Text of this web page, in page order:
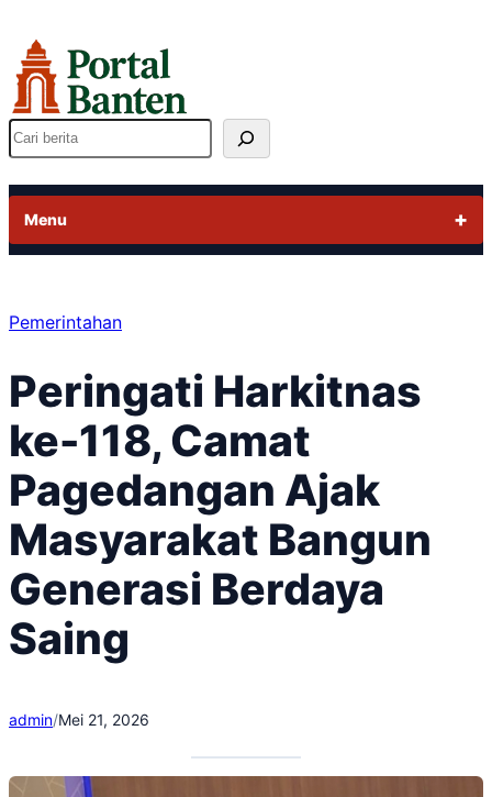
ke
konten
Cari
Menu
Pemerintahan
Peringati Harkitnas
ke-118, Camat
Pagedangan Ajak
Masyarakat Bangun
Generasi Berdaya
Saing
admin/Mei 21, 2026